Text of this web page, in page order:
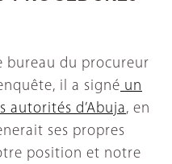
bureau du procureur
il a signé un
autorités d’Abuja, en
ses propres
position et notre